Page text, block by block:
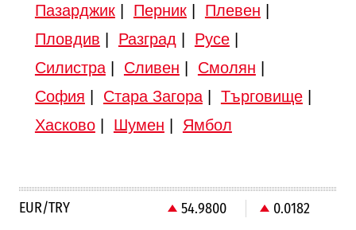
Пазарджик| Перник| Плевен
Пловдив
Разград Русе|
Силистра| Сливен Смолян
София
Стара Загора| Търговище|
Хасково| Шумен Ямбол
EUR/TRY 54.9800
0.0182